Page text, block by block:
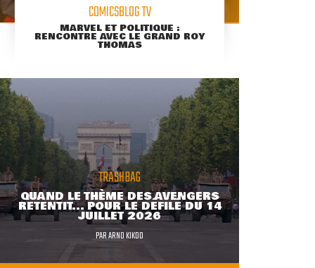
COMICSBLOG TV
MARVEL ET POLITIQUE :
RENCONTRE AVEC LE GRAND ROY
THOMAS
TRASHBAG
QUAND LE THÈME DES AVENGERS
RETENTIT... POUR LE DÉFILÉ DU 14
JUILLET 2026
PARARNO KIKOO